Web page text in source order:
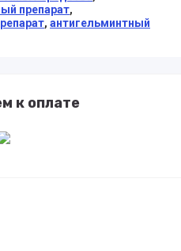
препарат,
, антигельминтный
к оплате